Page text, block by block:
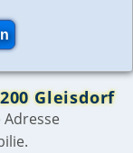
Gleisdorf